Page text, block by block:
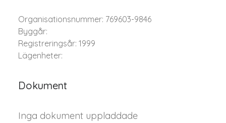
Organisationsnummer: 769603-9846
Byggår:
Registreringsår: 1999
Lägenheter:
Dokument
Inga dokument uppladdade